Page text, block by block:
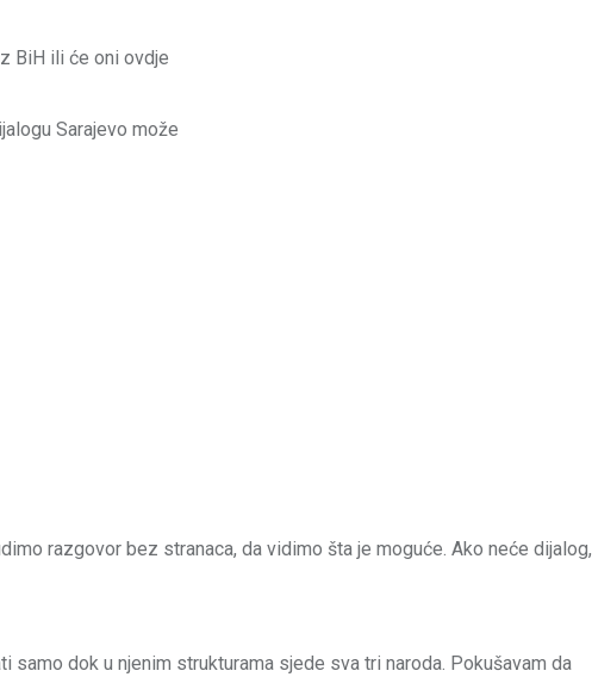
BiH ili će oni ovdje
Sarajevo može
razgovor bez stranaca, da vidimo šta je moguće. Ako neće dijalog,
dok u njenim strukturama sjede sva tri naroda. Pokušavam da